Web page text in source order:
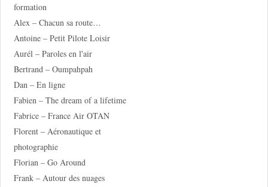
formation
Alex – Chacun sa route…
Antoine – Petit Pilote Loisir
Aurél – Paroles en l'air
Bertrand – Oumpahpah
Dan – En ligne
Fabien – The dream of a lifetime
Fabrice – France Air OTAN
Florent – Aéronautique et
photographie
Florian – Go Around
Frank – Autour des nuages